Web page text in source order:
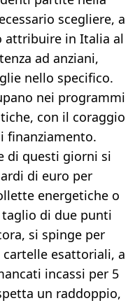
scegliere, a
attribuire in Italia al
ad anziani,
nello specifico.
nei programmi
con il coraggio
finanziamento.
di questi giorni si
di euro per
energetiche o
di due punti
si spinge per
cartelle esattoriali, a
incassi per 5
un raddoppio,